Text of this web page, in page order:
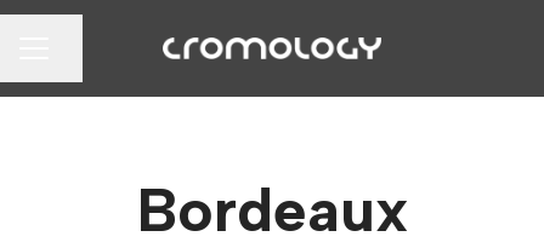
Partager la page
Bordeaux